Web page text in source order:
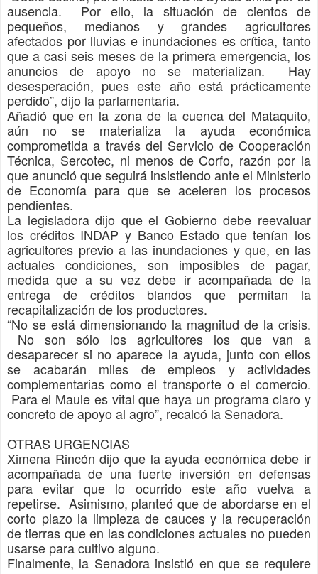
ausencia. Por ello, la situación de cientos de
pequeños, medianos y grandes agricultores
afectados por lluvias e inundaciones es crítica, tanto
que a casi seis meses de la primera emergencia, los
anuncios de apoyo no se materializan. Hay
desesperación, pues este año está prácticamente
perdido”, dijo la parlamentaria.
Añadió que en la zona de la cuenca del Mataquito,
aún no se materializa la ayuda económica
comprometida a través del Servicio de Cooperación
Técnica, Sercotec, ni menos de Corfo, razón por la
que anunció que seguirá insistiendo ante el Ministerio
de Economía para que se aceleren los procesos
pendientes.
La legisladora dijo que el Gobierno debe reevaluar
los créditos INDAP y Banco Estado que tenían los
agricultores previo a las inundaciones y que, en las
actuales condiciones, son imposibles de pagar,
medida que a su vez debe ir acompañada de la
entrega de créditos blandos que permitan la
recapitalización de los productores.
“No se está dimensionando la magnitud de la crisis.
No son sólo los agricultores los que van a
desaparecer si no aparece la ayuda, junto con ellos
se acabarán miles de empleos y actividades
complementarias como el transporte o el comercio.
Para el Maule es vital que haya un programa claro y
concreto de apoyo al agro”, recalcó la Senadora.
OTRAS URGENCIAS
Ximena Rincón dijo que la ayuda económica debe ir
acompañada de una fuerte inversión en defensas
para evitar que lo ocurrido este año vuelva a
repetirse. Asimismo, planteó que de abordarse en el
corto plazo la limpieza de cauces y la recuperación
de tierras que en las condiciones actuales no pueden
usarse para cultivo alguno.
Finalmente, la Senadora insistió en que se requiere